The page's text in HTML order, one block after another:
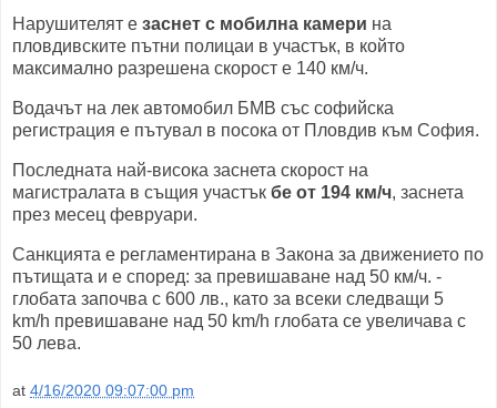
Нарушителят е заснет с мобилна камери на
пловдивските пътни полицаи в участък, в който
максимално разрешена скорост е 140 км/ч.
Водачът на лек автомобил БМВ със софийска
регистрация е пътувал в посока от Пловдив към София.
Последната най-висока заснета скорост на
магистралата в същия участък бе от 194 км/ч, заснета
през месец февруари.
Санкцията е регламентирана в Закона за движението по
пътищата и е според: за превишаване над 50 км/ч. -
глобата започва с 600 лв., като за всеки следващи 5
km/h превишаване над 50 km/h глобата се увеличава с
50 лева.
at 4/16/2020 09:07:00 pm